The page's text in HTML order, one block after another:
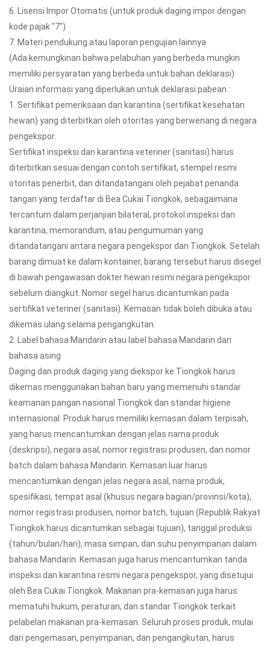
6. Lisensi Impor Otomatis (untuk produk daging impor dengan
kode pajak "7")
7. Materi pendukung atau laporan pengujian lainnya
(Ada kemungkinan bahwa pelabuhan yang berbeda mungkin
memiliki persyaratan yang berbeda untuk bahan deklarasi)
Uraian informasi yang diperlukan untuk deklarasi pabean :
1. Sertifikat pemeriksaan dan karantina (sertifikat kesehatan
hewan) yang diterbitkan oleh otoritas yang berwenang di negara
pengekspor.
Sertifikat inspeksi dan karantina veteriner (sanitasi) harus
diterbitkan sesuai dengan contoh sertifikat, stempel resmi
otoritas penerbit, dan ditandatangani oleh pejabat penanda
tangan yang terdaftar di Bea Cukai Tiongkok, sebagaimana
tercantum dalam perjanjian bilateral, protokol inspeksi dan
karantina, memorandum, atau pengumuman yang
ditandatangani antara negara pengekspor dan Tiongkok. Setelah
barang dimuat ke dalam kontainer, barang tersebut harus disegel
di bawah pengawasan dokter hewan resmi negara pengekspor
sebelum diangkut. Nomor segel harus dicantumkan pada
sertifikat veteriner (sanitasi). Kemasan tidak boleh dibuka atau
dikemas ulang selama pengangkutan.
2. Label bahasa Mandarin atau label bahasa Mandarin dan
bahasa asing
Daging dan produk daging yang diekspor ke Tiongkok harus
dikemas menggunakan bahan baru yang memenuhi standar
keamanan pangan nasional Tiongkok dan standar higiene
internasional. Produk harus memiliki kemasan dalam terpisah,
yang harus mencantumkan dengan jelas nama produk
(deskripsi), negara asal, nomor registrasi produsen, dan nomor
batch dalam bahasa Mandarin. Kemasan luar harus
mencantumkan dengan jelas negara asal, nama produk,
spesifikasi, tempat asal (khusus negara bagian/provinsi/kota),
nomor registrasi produsen, nomor batch, tujuan (Republik Rakyat
Tiongkok harus dicantumkan sebagai tujuan), tanggal produksi
(tahun/bulan/hari), masa simpan, dan suhu penyimpanan dalam
bahasa Mandarin. Kemasan juga harus mencantumkan tanda
inspeksi dan karantina resmi negara pengekspor, yang disetujui
oleh Bea Cukai Tiongkok. Makanan pra-kemasan juga harus
mematuhi hukum, peraturan, dan standar Tiongkok terkait
pelabelan makanan pra-kemasan. Seluruh proses produk, mulai
dari pengemasan, penyimpanan, dan pengangkutan, harus